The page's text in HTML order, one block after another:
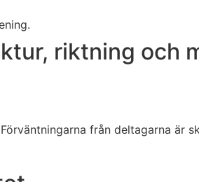
riktning och
från deltagarna är